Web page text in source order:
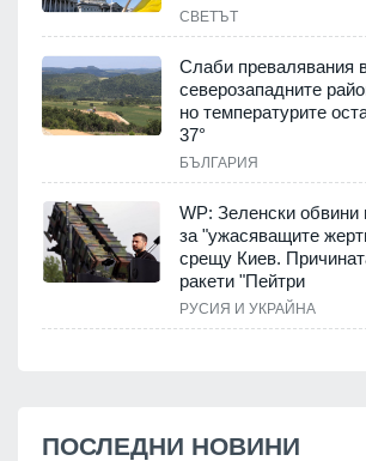
СВЕТЪТ
Слаби превалявания
северозападните
но температурите
37°
БЪЛГАРИЯ
WP: Зеленски обвини
за "ужасяващите
срещу Киев.
ракети "Пейтри
РУСИЯ И УКРАЙНА
ПОСЛЕДНИ НОВИНИ